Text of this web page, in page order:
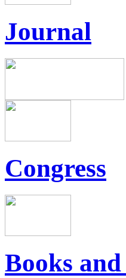
Journal
Congress
Books